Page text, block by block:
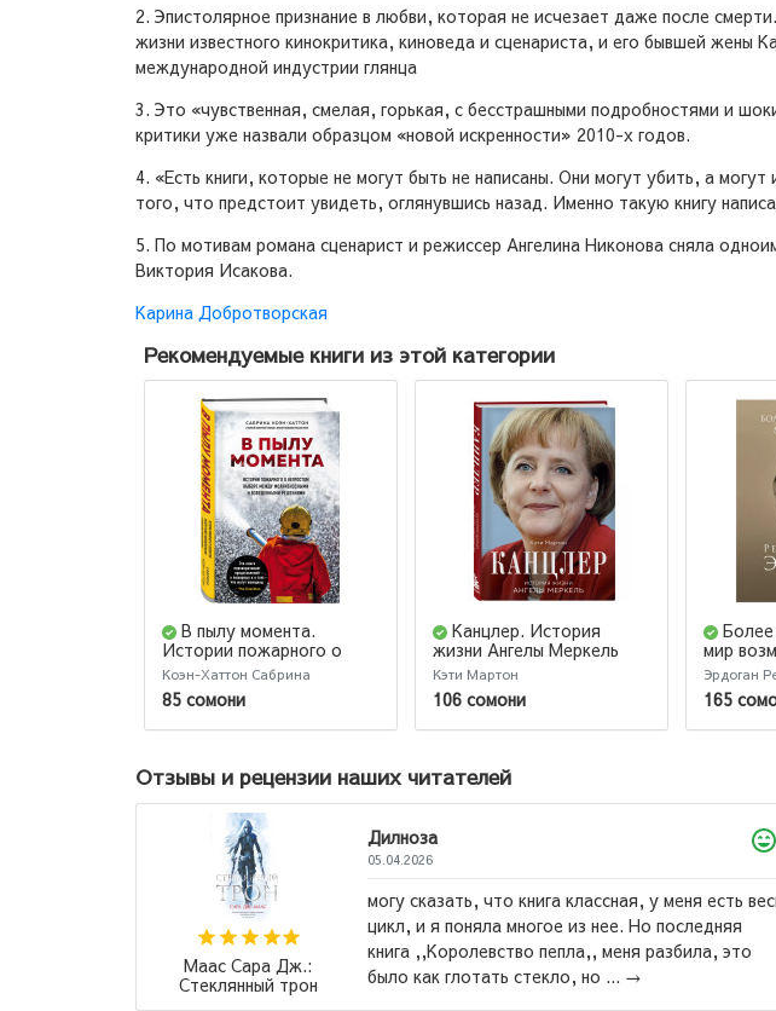
2. Эпистолярное признание в любви, которая не исчезает даже после
жизни известного кинокритика, киноведа и сценариста, и его бывшей
международной индустрии глянца
3. Это «чувственная, смелая, горькая, с бесстрашными подробностями и
критики уже назвали образцом «новой искренности» 2010-х годов.
4. «Есть книги, которые не могут быть не написаны. Они могут убить, а
того, что предстоит увидеть, оглянувшись назад. Именно такую книгу
5. По мотивам романа сценарист и режиссер Ангелина Никонова сняла
Виктория Исакова.
Карина Добротворская
Рекомендуемые книги из этой категории
В пылу момента.
Истории пожарного о
непростом выборе между
молниеносными и
взвешенными решениями
Коэн-Хаттон Сабрина
85 сомони
Канцлер. История
жизни Ангелы Меркель
Кэти Мартон
106 сомони
Более
мир
по
Эрдоган
165
Отзывы и рецензии наших читателей
Маас Сара Дж.:
Стеклянный трон
Дилноза
05.04.2026
могу сказать, что книга классная, у меня есть
цикл, и я поняла многое из нее. Но последняя
книга ,,Королевство пепла,, меня разбила, это
было как глотать стекло, но ... →